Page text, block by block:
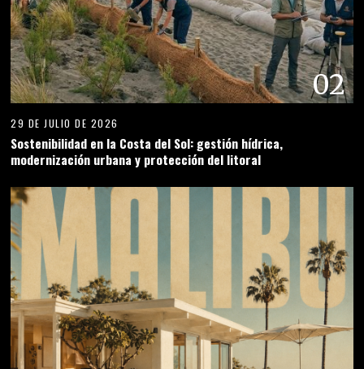
02
29 DE JULIO DE 2026
Sostenibilidad en la Costa del Sol: gestión hídrica,
modernización urbana y protección del litoral